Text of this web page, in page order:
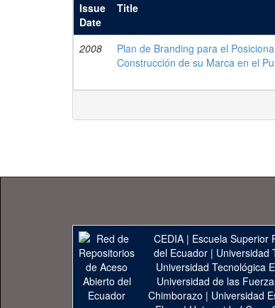
Issue
Date
Title
2008
Plan de Branding para el
Construcción de su Marca en el
CEDIA | Escuela Superior
del Ecuador| Universidad
Universidad Tecnológica
Universidad de las
Chimborazo | Universidad